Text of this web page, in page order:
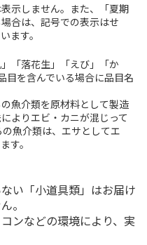
示しません。また、「夏期
合は、記号での表示はせ
ます。
「落花生」「えび」「か
目を含んでいる場合に品目名
魚介類を原材料として製造
よりエビ・カニが混じって
魚介類は、エサとしてエ
す。
い「小道具類」はお届け
。
ンなどの環境により、実